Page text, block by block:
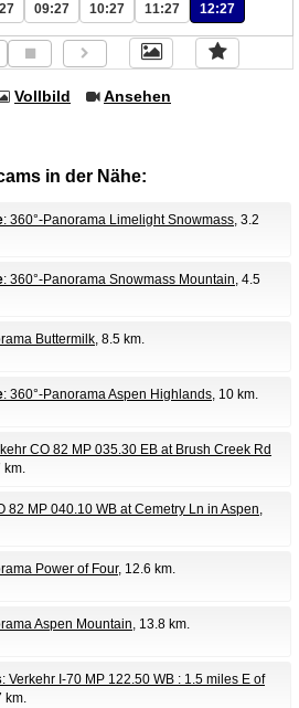
09:27 10:27 11:27 12:27
Vollbild Ansehen
in der Nähe:
: 360°-Panorama Limelight Snowmass, 3.2
: 360°-Panorama Snowmass Mountain, 4.5
Buttermilk, 8.5 km.
: 360°-Panorama Aspen Highlands, 10 km.
CO 82 MP 035.30 EB at Brush Creek Rd
km.
82 MP 040.10 WB at Cemetry Ln in Aspen,
Power of Four, 12.6 km.
Aspen Mountain, 13.8 km.
: Verkehr I-70 MP 122.50 WB : 1.5 miles E of
km.